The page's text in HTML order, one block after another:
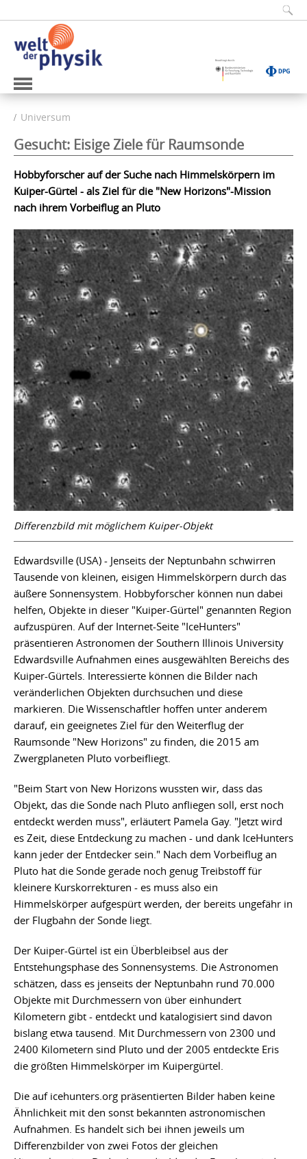
Universum
Gesucht: Eisige Ziele für Raumsonde
Hobbyforscher auf der Suche nach Himmelskörpern im
Kuiper-Gürtel - als Ziel für die "New Horizons"-Mission
nach ihrem Vorbeiflug an Pluto
Differenzbild mit möglichem Kuiper-Objekt
Edwardsville (USA) - Jenseits der Neptunbahn schwirren
Tausende von kleinen, eisigen Himmelskörpern durch das
äußere Sonnensystem. Hobbyforscher können nun dabei
helfen, Objekte in dieser "Kuiper-Gürtel" genannten Region
aufzuspüren. Auf der Internet-Seite "IceHunters"
präsentieren Astronomen der Southern Illinois University
Edwardsville Aufnahmen eines ausgewählten Bereichs des
Kuiper-Gürtels. Interessierte können die Bilder nach
veränderlichen Objekten durchsuchen und diese
markieren. Die Wissenschaftler hoffen unter anderem
darauf, ein geeignetes Ziel für den Weiterflug der
Raumsonde "New Horizons" zu finden, die 2015 am
Zwergplaneten Pluto vorbeifliegt.
"Beim Start von New Horizons wussten wir, dass das
Objekt, das die Sonde nach Pluto anfliegen soll, erst noch
entdeckt werden muss", erläutert Pamela Gay. "Jetzt wird
es Zeit, diese Entdeckung zu machen - und dank IceHunters
kann jeder der Entdecker sein." Nach dem Vorbeiflug an
Pluto hat die Sonde gerade noch genug Treibstoff für
kleinere Kurskorrekturen - es muss also ein
Himmelskörper aufgespürt werden, der bereits ungefähr in
der Flugbahn der Sonde liegt.
Der Kuiper-Gürtel ist ein Überbleibsel aus der
Entstehungsphase des Sonnensystems. Die Astronomen
schätzen, dass es jenseits der Neptunbahn rund 70.000
Objekte mit Durchmessern von über einhundert
Kilometern gibt - entdeckt und katalogisiert sind davon
bislang etwa tausend. Mit Durchmessern von 2300 und
2400 Kilometern sind Pluto und der 2005 entdeckte Eris
die größten Himmelskörper im Kuipergürtel.
Die auf icehunters.org präsentierten Bilder haben keine
Ähnlichkeit mit den sonst bekannten astronomischen
Aufnahmen. Es handelt sich bei ihnen jeweils um
Differenzbilder von zwei Fotos der gleichen